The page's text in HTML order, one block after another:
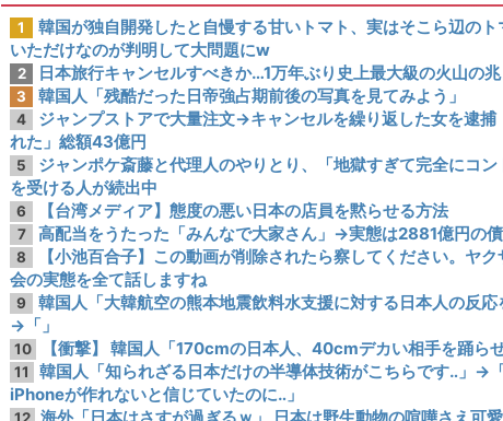
1
韓国が独自開発したと自慢する甘いトマト、実はそこら辺の
いただけなのが判明して大問題にw
2 日本旅行キャンセルすべきか…1万年ぶり史上最大級の火山の
3 韓国人「残酷だった日帝強占期前後の写真を見てみよう」
4
ジャンプストアで大量注文→キャンセルを繰り返した女を逮
れた」総額43億円
5
ジャンポケ斎藤と代理人のやりとり、「地獄すぎて完全にコ
を受ける人が続出中
6 【台湾メディア】態度の悪い日本の店員を黙らせる方法
7 高配当をうたった「みんなで大家さん」→実態は2881億円の
8
【小池百合子】この動画が削除されたら察してください。ヤ
会の実態を全て話しますね
9
韓国人「大韓航空の熊本地震飲料水支援に対する日本人の反応
→「」
10 【衝撃】 韓国人「170cmの日本人、40cmデカい相手を踊らせ
11
韓国人「知られざる日本だけの半導体技術がこちらです‥」→
iPhoneが作れないと信じていたのに‥」